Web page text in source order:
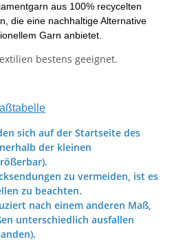
aus 100% recycelten
die eine nachhaltige Alternative
Garn anbietet.
bestens geeignet.
sich auf der Startseite des
der kleinen
zu vermeiden, ist es
zu beachten.
nach einem anderen Maß,
unterschiedlich ausfallen